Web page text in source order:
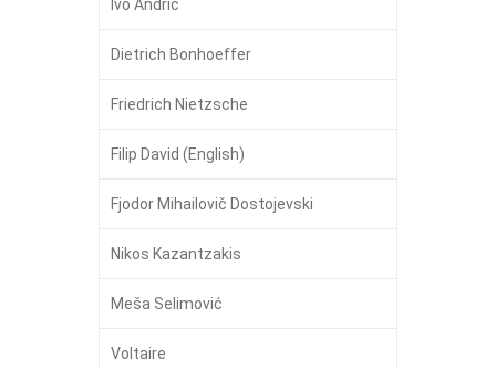
Ivo Andrić
Dietrich Bonhoeffer
Friedrich Nietzsche
Filip David (English)
Fjodor Mihailovič Dostojevski
Nikos Kazantzakis
Meša Selimović
Voltaire